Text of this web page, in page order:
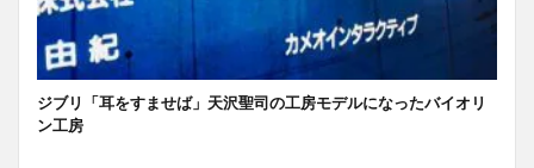
ジブリ「耳をすませば」天沢聖司の工房モデルになったバイオリ
ン工房